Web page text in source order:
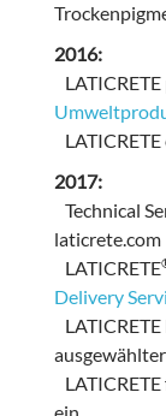
2016:
2017:
Technical
laticrete.com
LATICRETE
Delivery